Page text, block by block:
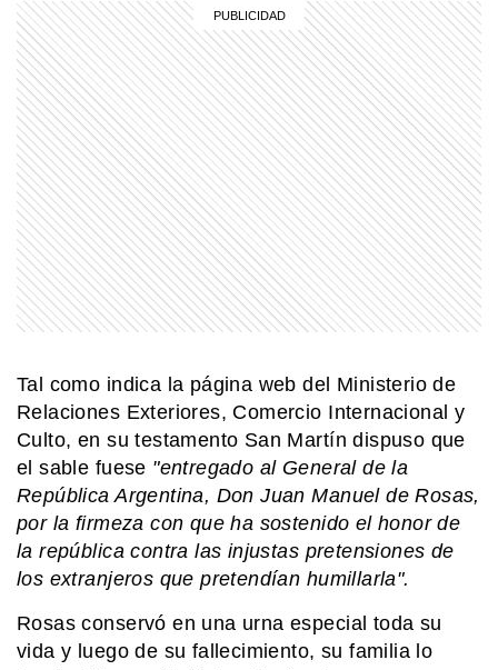
Tal como indica la página web del Ministerio de
Relaciones Exteriores, Comercio Internacional y
Culto, en su testamento San Martín dispuso que
el sable fuese "entregado al General de la
República Argentina, Don Juan Manuel de Rosas,
por la firmeza con que ha sostenido el honor de
la república contra las injustas pretensiones de
los extranjeros que pretendían humillarla".
Rosas conservó en una urna especial toda su
vida y luego de su fallecimiento, su familia lo
MI PAIS
¿De qué lado se usa la escarapela
argentina?
MI PAIS
Plaza Dorrego: la histórica plaza de
San Telmo que guarda siglos de
historia
MI PAIS
Cuánto mide el Obelisco y por qué es
símbolo de Buenos Aires
MI PAIS
¡Soberanía en un clic! El argentino
que creó una app para sentir las
Malvinas más cerca
MI PAIS
Constitución Nacional: qué dice y por
qué es clave para la conformación de
Argentina
MI PAIS
¿Por qué el 17 de junio es feriado en